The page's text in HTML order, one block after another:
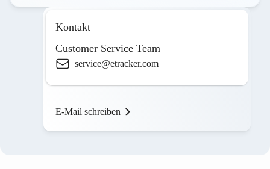
Kontakt
Customer Service Team
service@etracker.com
E-Mail schreiben